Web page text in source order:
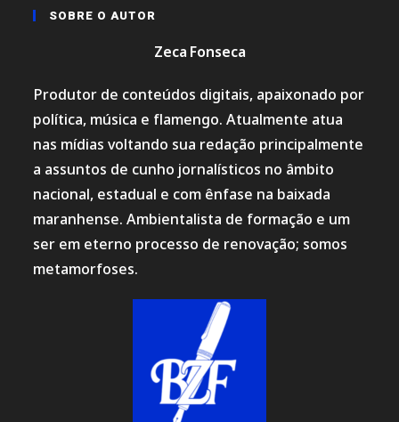
SOBRE O AUTOR
Zeca Fonseca
Produtor de conteúdos digitais, apaixonado por
política, música e flamengo. Atualmente atua
nas mídias voltando sua redação principalmente
a assuntos de cunho jornalísticos no âmbito
nacional, estadual e com ênfase na baixada
maranhense. Ambientalista de formação e um
ser em eterno processo de renovação; somos
metamorfoses.